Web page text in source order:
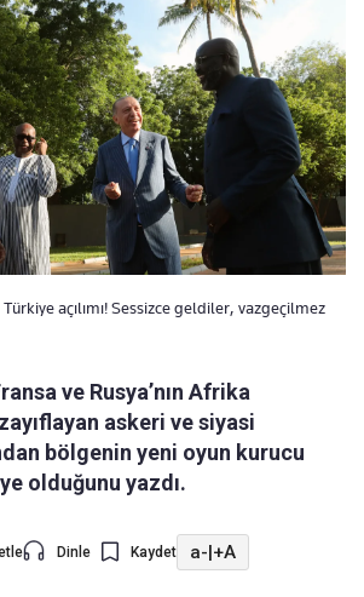
Türkiye açılımı! Sessizce geldiler, vazgeçilmez
ve Rusya’nın Afrika
askeri ve siyasi
bölgenin yeni oyun kurucu
olduğunu yazdı.
Dinle Kaydet a-|+A